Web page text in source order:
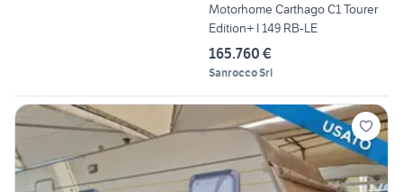
Motorhome Carthago C1 Tourer
Edition+ I 149 RB-LE
165.760 €
Sanrocco Srl